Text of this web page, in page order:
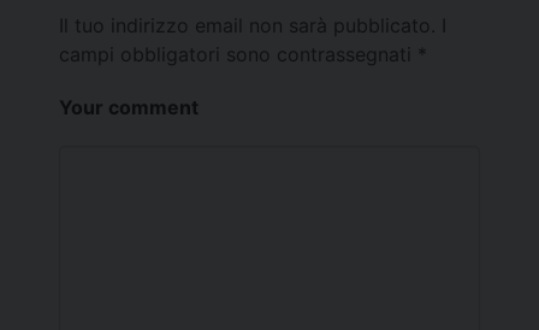
Il tuo indirizzo email non sarà pubblicato.
campi obbligatori sono contrassegnati *
Your comment